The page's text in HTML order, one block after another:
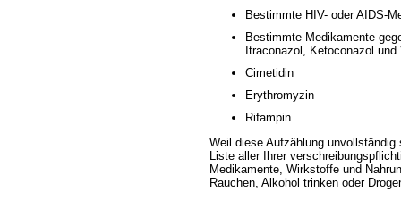
Bestimmte HIV- oder AIDS-
Bestimmte Medikamente
Itraconazol, Ketoconazol und
Cimetidin
Erythromyzin
Rifampin
Weil diese Aufzählung
Liste aller Ihrer
Medikamente, Wirkstoffe und
Rauchen, Alkohol trinken oder